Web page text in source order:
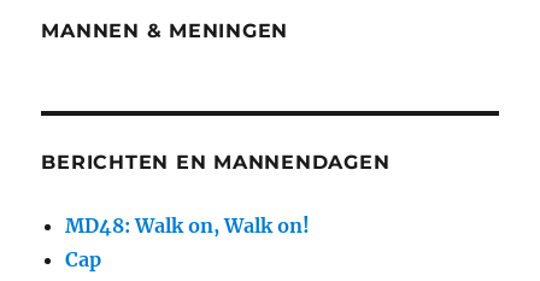
MANNEN & MENINGEN
BERICHTEN EN MANNENDAGEN
MD48: Walk on, Walk on!
Cap